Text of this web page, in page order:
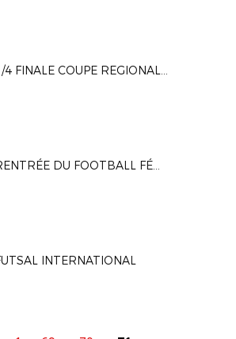
1/4 FINALE COUPE REGIONALE DE FRANCE
RENTRÉE DU FOOTBALL FÉMININ 10 SEPTEMBRE 2017
INTERNATIONAL